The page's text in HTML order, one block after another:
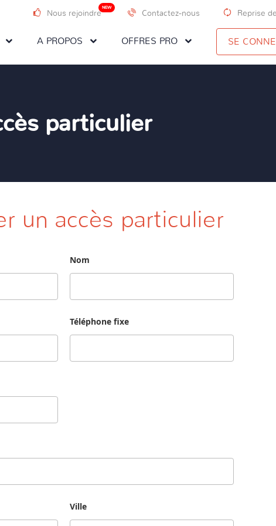
A PROPOS OFFRES PRO
Nous rejoindre
NEW
Contactez-nous Reprise
SE
particulier
un accès particulier
Nom
Téléphone fixe
Ville